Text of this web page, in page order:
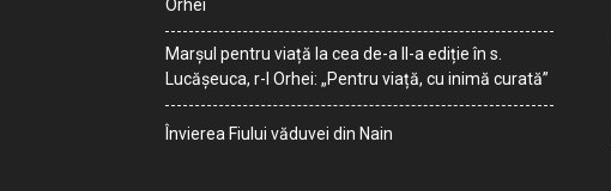
Orhei
Marșul pentru viață la cea de-a II-a ediție în s.
Lucășeuca, r-l Orhei: „Pentru viață, cu inimă curată”
Învierea Fiului văduvei din Nain